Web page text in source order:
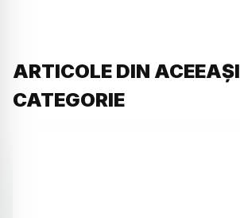
ARTICOLE DIN ACEEAȘI
CATEGORIE